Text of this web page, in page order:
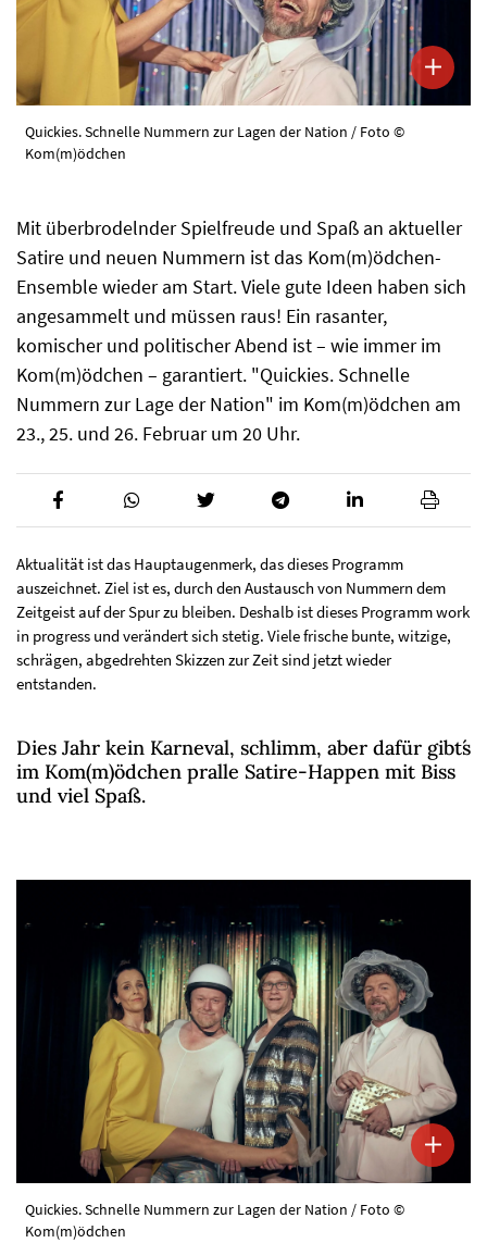
Quickies. Schnelle Nummern zur Lagen der Nation / Foto ©
Kom(m)ödchen
Mit überbrodelnder Spielfreude und Spaß an aktueller
Satire und neuen Nummern ist das Kom(m)ödchen-
Ensemble wieder am Start. Viele gute Ideen haben sich
angesammelt und müssen raus! Ein rasanter,
komischer und politischer Abend ist – wie immer im
Kom(m)ödchen – garantiert. "Quickies. Schnelle
Nummern zur Lage der Nation" im Kom(m)ödchen am
23., 25. und 26. Februar um 20 Uhr.
Aktualität ist das Hauptaugenmerk, das dieses Programm
auszeichnet. Ziel ist es, durch den Austausch von Nummern dem
Zeitgeist auf der Spur zu bleiben. Deshalb ist dieses Programm work
in progress und verändert sich stetig. Viele frische bunte, witzige,
schrägen, abgedrehten Skizzen zur Zeit sind jetzt wieder
entstanden.
Dies Jahr kein Karneval, schlimm, aber dafür gibt´s
im Kom(m)ödchen pralle Satire-Happen mit Biss
und viel Spaß.
Quickies. Schnelle Nummern zur Lagen der Nation / Foto ©
Kom(m)ödchen